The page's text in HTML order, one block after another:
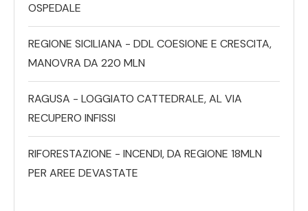
OSPEDALE
REGIONE SICILIANA - DDL COESIONE E CRESCITA,
MANOVRA DA 220 MLN
RAGUSA - LOGGIATO CATTEDRALE, AL VIA
RECUPERO INFISSI
RIFORESTAZIONE - INCENDI, DA REGIONE 18MLN
PER AREE DEVASTATE